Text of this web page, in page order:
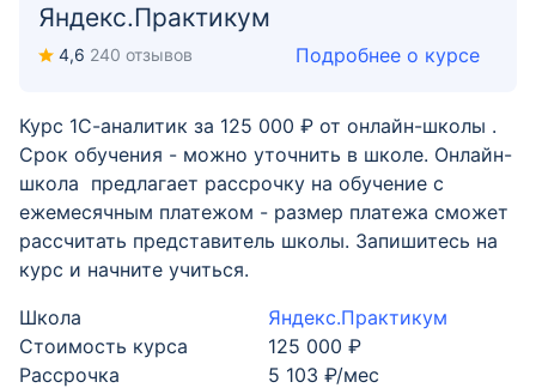
Яндекс.Практикум
4,6 240 отзывов Подробнее о курсе
Курс 1С-аналитик за 125 000 ₽ от онлайн-школы .
Срок обучения - можно уточнить в школе. Онлайн-
школа предлагает рассрочку на обучение с
ежемесячным платежом - размер платежа сможет
рассчитать представитель школы. Запишитесь на
курс и начните учиться.
Школа
Яндекс.Практикум
Стоимость курса
125 000 ₽
Рассрочка
5 103 ₽/мес